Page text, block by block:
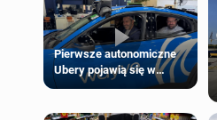
Pierwsze autonomiczne
Ubery pojawią się w
Londynie jeszcze tego